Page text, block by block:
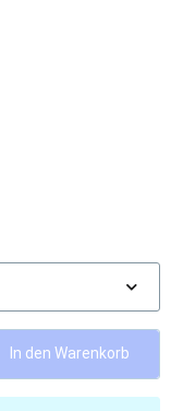
In den Warenkorb